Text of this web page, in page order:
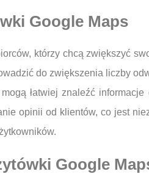
Google Maps
którzy chcą zwiększyć
do zwiększenia liczby
łatwiej znaleźć
opinii od klientów, co jest
Google